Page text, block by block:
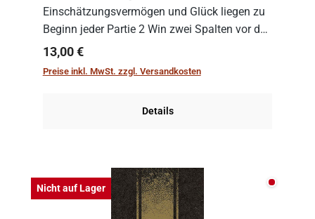
Einschätzungsvermögen und Glück liegen zu
Beginn jeder Partie 2 Win zwei Spalten vor den
Spielenden aus, die es in die Höhe zu treiben
gilt. Doch das geht natürlich nur, solange man
Regulärer Preis:
13,00 €
Preise inkl. MwSt. zzgl. Versandkosten
Details
Nicht auf Lager Nicht